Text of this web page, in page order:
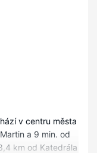
v centru města
a 9 min. od
km od Katedrála